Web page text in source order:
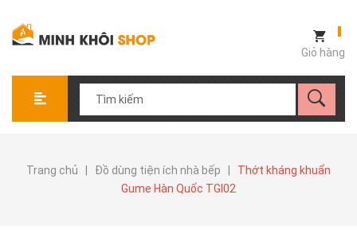
Giỏ hàng
Trang chủ Đồ dùng tiện ích nhà bếp
Thớt kháng khuẩn
Gume Hàn Quốc TGI02